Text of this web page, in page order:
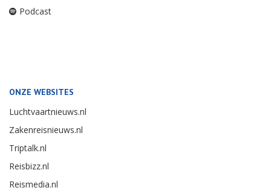
Podcast
ONZE WEBSITES
Luchtvaartnieuws.nl
Zakenreisnieuws.nl
Triptalk.nl
Reisbizz.nl
Reismedia.nl